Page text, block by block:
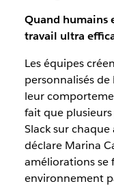
Quand humains
travail ultra
Les équipes
personnalisés
leur
fait que
Slack sur
déclare Marina
améliorations se
environnement